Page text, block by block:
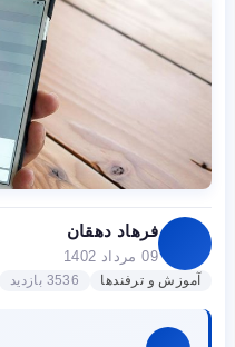
فرهاد دهقان
09 مرداد 1402
آموزش و ترفندها 3536 بازدید